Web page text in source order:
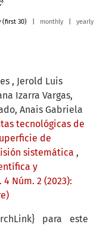
(first 30) monthly yearly
, Jerold Luis
Izarra Vargas,
Anais Gabriela
tecnológicas de
de
sistemática ,
y
Núm. 2 (2023):
para este